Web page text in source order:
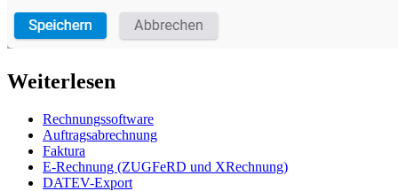
Weiterlesen
Rechnungssoftware
Auftragsabrechnung
Faktura
E-Rechnung (ZUGFeRD und XRechnung)
DATEV-Export